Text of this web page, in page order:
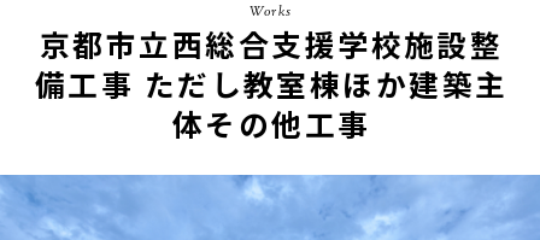
京都市立西総合支援学校施設整
備工事 ただし教室棟ほか建築主
体その他工事
Works